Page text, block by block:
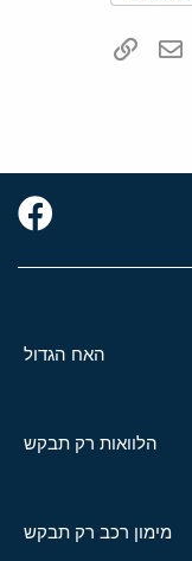
WhatsAppדואר אלקטרוני
האח הגדול
הלוואות רק תבקש
מימון רכב רק תבקש